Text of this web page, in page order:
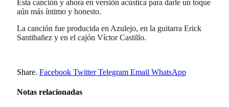
Esta canción y ahora en versión acústica para darle un toque
aún más íntimo y honesto.
La canción fue producida en Azulejo, en la guitarra Erick
Santibañez y en el cajón Víctor Castillo.
Share. Facebook Twitter Telegram Email WhatsApp
Notas relacionadas